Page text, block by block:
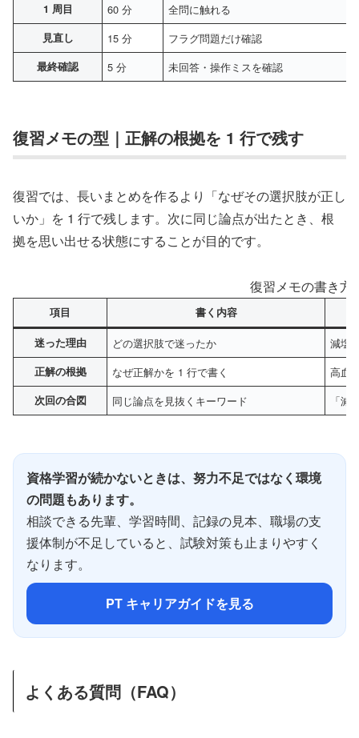
1 周目 60 分 全問に触れる
見直し 15 分 フラグ問題だけ確認
最終確認 5 分 未回答・操作ミスを確認
復習メモの型｜正解の根拠を 1 行で残す
復習では、長いまとめを作るより「なぜその選択肢が正し
いか」を 1 行で残します。次に同じ論点が出たとき、根
拠を思い出せる状態にすることが目的です。
復習メモの書き方
項目 書く内容
迷った理由 どの選択肢で迷ったか 減塩
正解の根拠 なぜ正解かを 1 行で書く 高血
次回の合図 同じ論点を見抜くキーワード 「減
資格学習が続かないときは、努力不足ではなく環境
の問題もあります。
相談できる先輩、学習時間、記録の見本、職場の支
援体制が不足していると、試験対策も止まりやすく
なります。
PT キャリアガイドを見る
よくある質問（FAQ）